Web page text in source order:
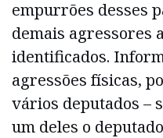
empurrões desses
demais agressores
identificados.
agressões físicas,
vários deputados –
um deles o